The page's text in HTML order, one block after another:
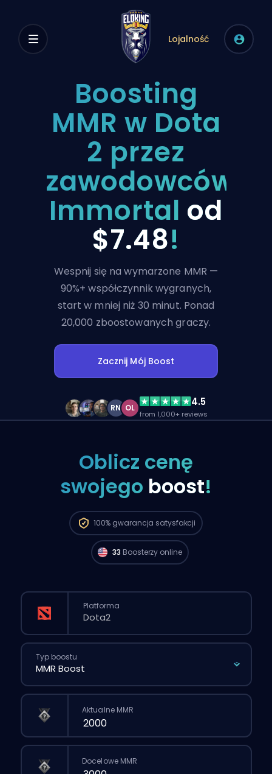
Lojalność
Boosting
MMR w Dota
2 przez
zawodowców
Immortal od
$7.48!
Wespnij się na wymarzone MMR —
90%+ współczynnik wygranych,
start w mniej niż 30 minut. Ponad
20,000 zboostowanych graczy.
Zacznij Mój Boost
RN OL 4.5
from 1,000+ reviews
Oblicz cenę
swojego boost!
100% gwarancja satysfakcji
są dostępni i mogą zacząć realizować
twoje zamówienie już teraz. 🔥
33 Boosterzy online
Platforma
Typ boostu
Aktualne MMR
Docelowe MMR